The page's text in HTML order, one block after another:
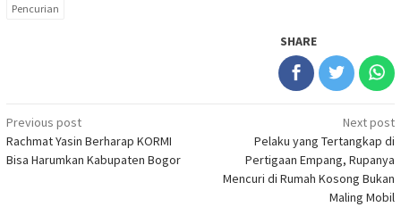
Pencurian
SHARE
Post
navigation
Previous post
Rachmat Yasin Berharap KORMI
Bisa Harumkan Kabupaten Bogor
Next post
Pelaku yang Tertangkap di
Pertigaan Empang, Rupanya
Mencuri di Rumah Kosong Bukan
Maling Mobil